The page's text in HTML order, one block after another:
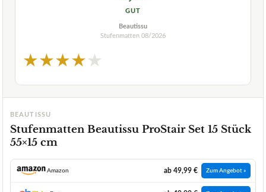
GUT
Beautissu
Stufenmatten 08/2026
★★★★★
BEAUTISSU
Stufenmatten Beautissu ProStair Set 15 Stück
55×15 cm
Amazon ab 49,99 € Zum Angebot »